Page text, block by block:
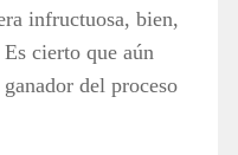
infructuosa, bien,
cierto que aún
del proceso